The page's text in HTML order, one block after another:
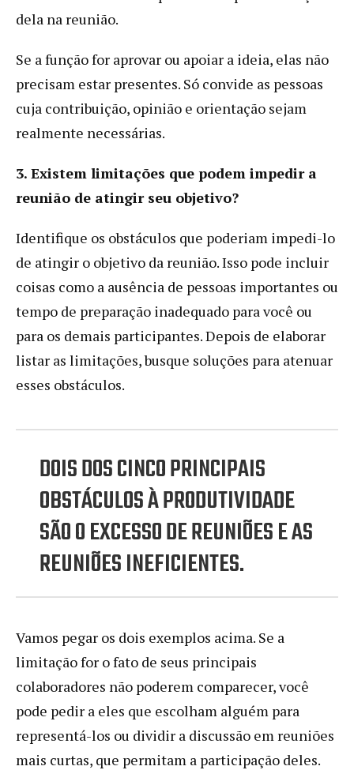
dela na reunião.
Se a função for aprovar ou apoiar a ideia, elas não
precisam estar presentes. Só convide as pessoas
cuja contribuição, opinião e orientação sejam
realmente necessárias.
3. Existem limitações que podem impedir a
reunião de atingir seu objetivo?
Identifique os obstáculos que poderiam impedi-lo
de atingir o objetivo da reunião. Isso pode incluir
coisas como a ausência de pessoas importantes ou
tempo de preparação inadequado para você ou
para os demais participantes. Depois de elaborar
listar as limitações, busque soluções para atenuar
esses obstáculos.
DOIS DOS CINCO PRINCIPAIS
OBSTÁCULOS À PRODUTIVIDADE
SÃO O EXCESSO DE REUNIÕES E AS
REUNIÕES INEFICIENTES.
Vamos pegar os dois exemplos acima. Se a
limitação for o fato de seus principais
colaboradores não poderem comparecer, você
pode pedir a eles que escolham alguém para
representá-los ou dividir a discussão em reuniões
mais curtas, que permitam a participação deles.